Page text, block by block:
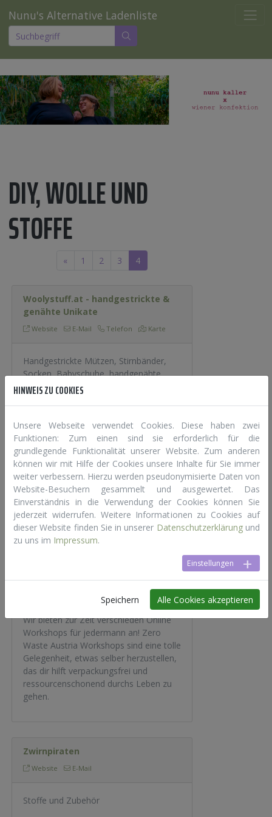
Nunu's Alternative Ladenliste
DIY, WOLLE UND
STOFFE
« 1 2 3 4
Woolystuff.at - handgestrickte &
genähte Unikate
Website E-Mail Telefon Karte
Handgestrickte Mützen, Stirnbänder,
Socken, Babyschuhe, handgenähte
Beanies, Stirnbänder, Haarbänder,
Zauberladen
Stoffe, Nähzubehör, Accessoires
Wir bieten zur Zeit verschieden Online
Workshops für jedermann an! Zero
Waste Austria Workshops sind eine tolle
Gelegenheit, etwas selber herzustellen,
das dir hilft verpackungsfrei und
ressourcenschonend durchs Leben zu
gehen.
Zwirnpiraten
Website E-Mail
Stoffe und Zubehör
HINWEIS ZU COOKIES
Unsere Webseite verwendet Cookies. Diese haben zwei
Funktionen: Zum einen sind sie erforderlich für die
grundlegende Funktionalität unserer Website. Zum anderen
können wir mit Hilfe der Cookies unsere Inhalte für Sie immer
weiter verbessern. Hierzu werden pseudonymisierte Daten von
Website-Besuchern gesammelt und ausgewertet. Das
Einverständnis in die Verwendung der Cookies können Sie
jederzeit widerrufen. Weitere Informationen zu Cookies auf
dieser Website finden Sie in unserer Datenschutzerklärungund
zu uns im Impressum.
Einstellungen
Speichern Alle Cookies akzeptieren